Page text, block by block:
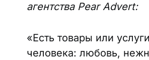
агентства Pear Advert:
«Есть товары или
человека: любовь,